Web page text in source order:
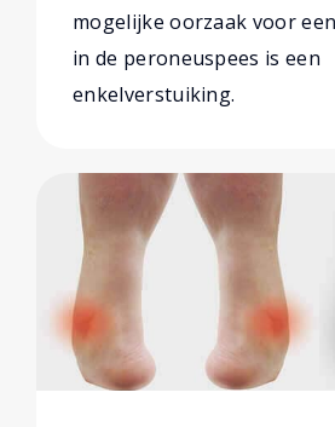
mogelijke oorzaak voor
in de peroneuspees is een
enkelverstuiking.